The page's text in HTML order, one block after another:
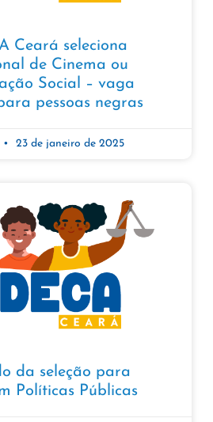
Ceará seleciona
de Cinema ou
Social – vaga
pessoas negras
23 de janeiro de 2025
da seleção para
Políticas Públicas